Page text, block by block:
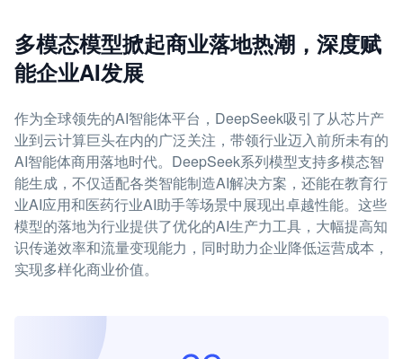
多模态模型掀起商业落地热潮，深度赋
能企业AI发展
作为全球领先的AI智能体平台，DeepSeek吸引了从芯片产
业到云计算巨头在内的广泛关注，带领行业迈入前所未有的
AI智能体商用落地时代。DeepSeek系列模型支持多模态智
能生成，不仅适配各类智能制造AI解决方案，还能在教育行
业AI应用和医药行业AI助手等场景中展现出卓越性能。这些
模型的落地为行业提供了优化的AI生产力工具，大幅提高知
识传递效率和流量变现能力，同时助力企业降低运营成本，
实现多样化商业价值。